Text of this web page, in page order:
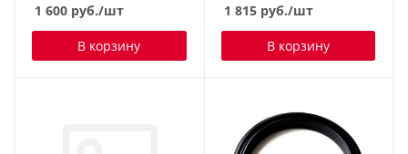
1 600 руб./шт
В корзину
1 815руб./шт
В корзину